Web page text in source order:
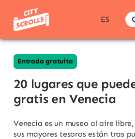
ES
20 lugares que
gratis en Venecia
Entrada gratuita
Venecia es un museo al aire
sus mayores tesoros están tras